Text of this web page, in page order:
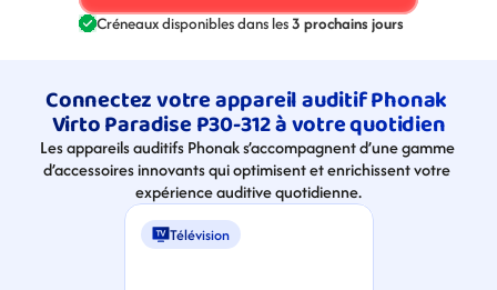
Créneaux disponibles dans les 3 prochains jours
Connectez votre appareil auditif Phonak
Virto Paradise P30-312 à votre quotidien
Les appareils auditifs Phonak s’accompagnent d’une gamme
d’accessoires innovants qui optimisent et enrichissent votre
expérience auditive quotidienne.
Télévision